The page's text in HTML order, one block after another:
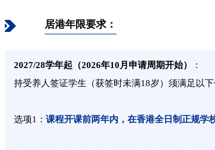
居港年限要求：
2027/28学年起（2026年10月申请周期开始）
：
持受养人签证学生（获签时未满18岁）须满足以
选项1： 课程开课前两年内，在香港全日制正规学